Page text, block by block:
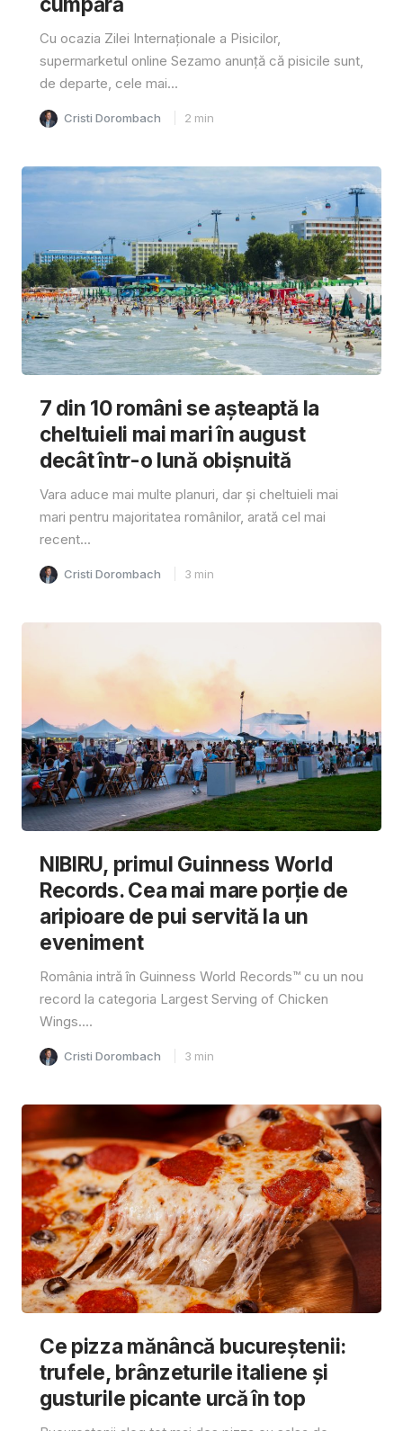
Cu ocazia Zilei Internaționale a Pisicilor,
supermarketul online Sezamo anunță că pisicile sunt,
de departe, cele mai...
Cristi Dorombach 2 min
7 din 10 români se așteaptă la
cheltuieli mai mari în august
decât într-o lună obișnuită
Vara aduce mai multe planuri, dar și cheltuieli mai
mari pentru majoritatea românilor, arată cel mai
recent...
Cristi Dorombach 3 min
NIBIRU, primul Guinness World
Records. Cea mai mare porție de
aripioare de pui servită la un
eveniment
România intră în Guinness World Records™️ cu un nou
record la categoria Largest Serving of Chicken
Wings....
Cristi Dorombach 3 min
Ce pizza mănâncă bucureștenii:
trufele, brânzeturile italiene și
gusturile picante urcă în top